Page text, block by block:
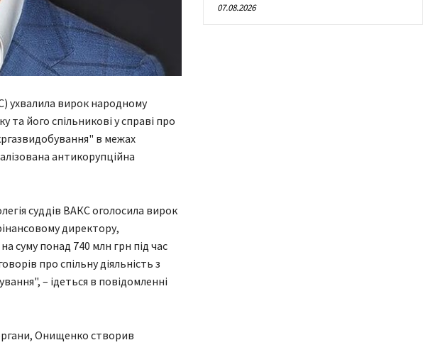
ухвалила вирок народному
його спільникові у справі про
в межах
антикорупційна
суддів ВАКС оголосила вирок
директору,
суму понад 740 млн грн під час
про спільну діяльність з
– ідеться в повідомленні
Онищенко створив
07.08.2026